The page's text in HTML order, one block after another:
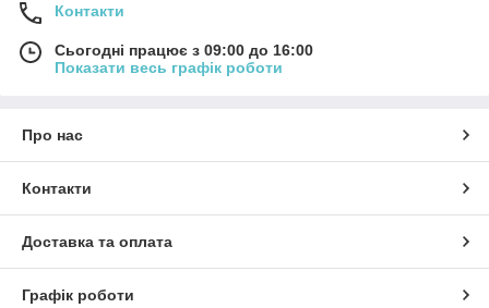
Контакти
Сьогодні працює з 09:00 до 16:00
Показати весь графік роботи
Про нас
Контакти
Доставка та оплата
Графік роботи